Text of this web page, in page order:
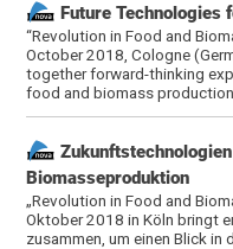
Future Technologies
“Revolution in Food and
October 2018, Cologne
together forward-thinking
food and biomass production
Biomasseproduktion
„Revolution in Food and
Oktober 2018 in Köln bringt
zusammen, um einen Blick in